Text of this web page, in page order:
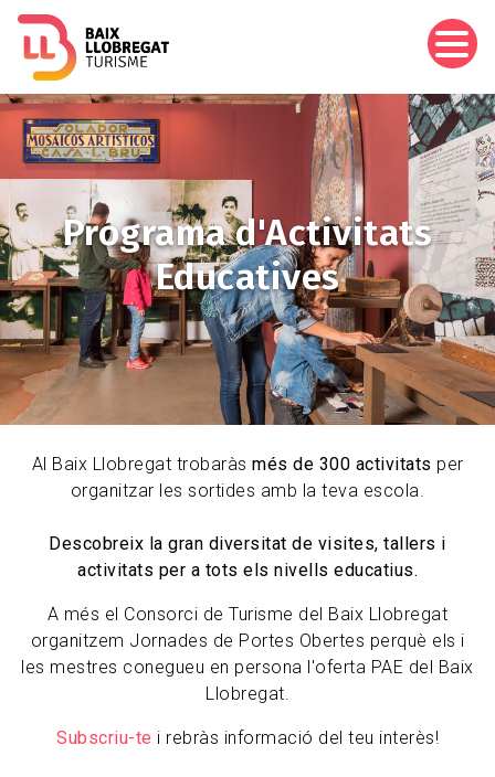
content
Image
Programa d'Activitats
Educatives
Al Baix Llobregat trobaràs més de 300 activitats per
organitzar les sortides amb la teva escola.
Descobreix la gran diversitat de visites, tallers i
activitats per a tots els nivells educatius.
A més el Consorci de Turisme del Baix Llobregat
organitzem Jornades de Portes Obertes perquè els i
les mestres conegueu en persona l'oferta PAE del Baix
Llobregat.
Subscriu-te i rebràs informació del teu interès!